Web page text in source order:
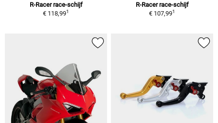
R-Racer race-schijf
€ 118,991
R-Racer race-schijf
€ 107,991